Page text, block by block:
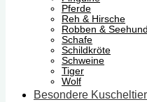
Pferde
Reh & Hirsche
Robben &
Schafe
Schildkröte
Schweine
Tiger
Wolf
Besondere